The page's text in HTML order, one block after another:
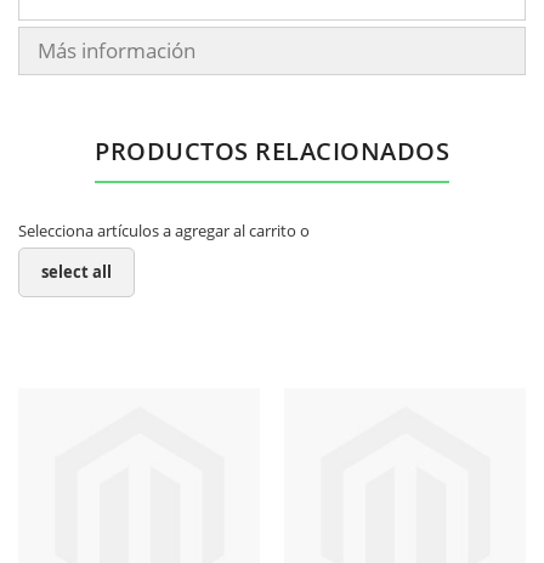
Más información
PRODUCTOS RELACIONADOS
Selecciona artículos a agregar al carrito o
select all